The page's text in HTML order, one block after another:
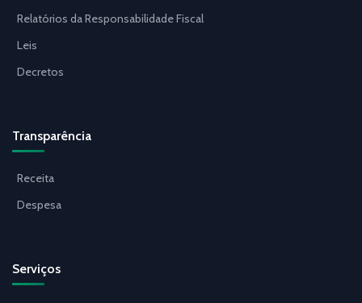
Relatórios da Responsabilidade Fiscal
Leis
Decretos
Transparência
Receita
Despesa
Serviços